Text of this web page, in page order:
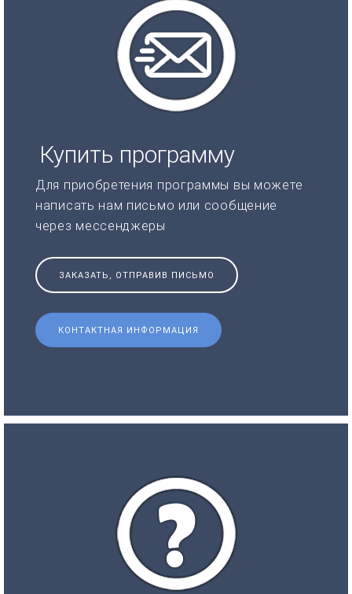
Купить программу
Для приобретения программы вы можете
написать нам письмо или сообщение
через мессенджеры
ЗАКАЗАТЬ, ОТПРАВИВ ПИСЬМО
КОНТАКТНАЯ ИНФОРМАЦИЯ